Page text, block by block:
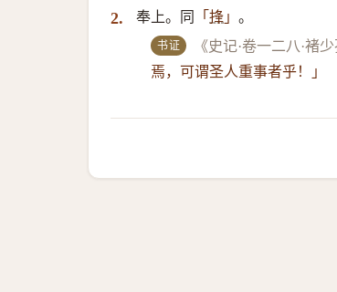
2. 奉上。同 「 捀 」 。
书证 《史记·卷一二八·褚
焉，可谓圣人重事者乎！」